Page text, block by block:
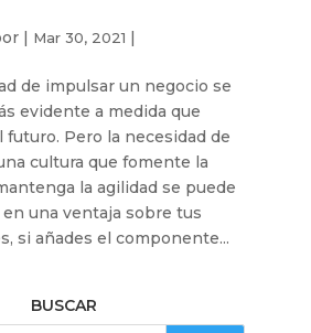
| Mar 30, 2021 |
de impulsar un negocio se
evidente a medida que
futuro. Pero la necesidad de
cultura que fomente la
la agilidad se puede
una ventaja sobre tus
si añades el componente...
BUSCAR